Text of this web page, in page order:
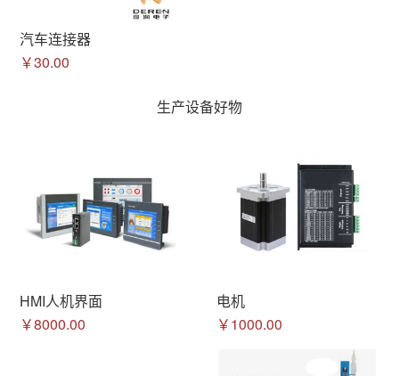
汽车连接器
￥30.00
生产设备好物
HMI人机界面
￥8000.00
电机
￥1000.00